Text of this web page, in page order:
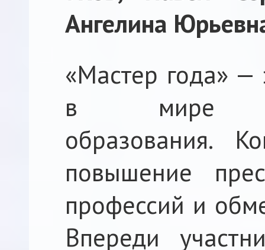
Ангелина
«Мастер года» —
в мире
образования.
повышение
профессий и
Впереди